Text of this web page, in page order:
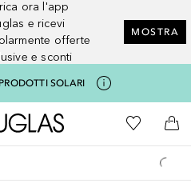
ora l'app
e ricevi
offerte
e sconti
MOSTRA
SOLARI
A Douglas HomeAlla Mia
Al